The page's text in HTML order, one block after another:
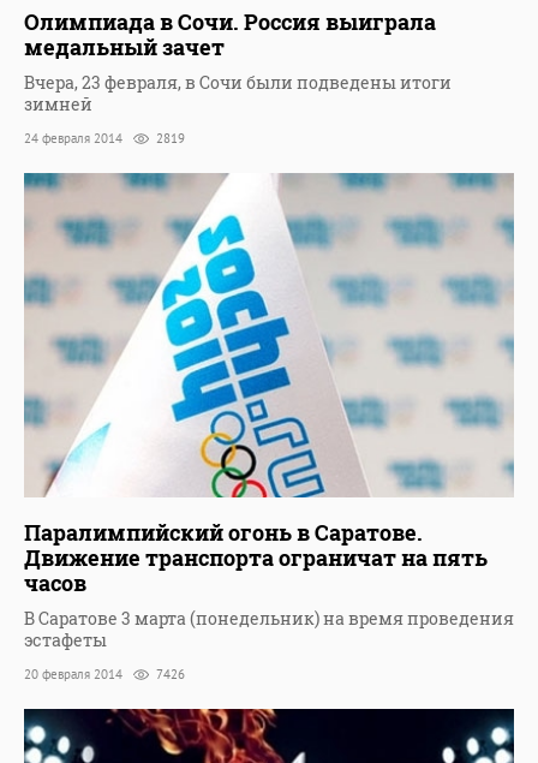
Олимпиада в Сочи. Россия выиграла
медальный зачет
Вчера, 23 февраля, в Сочи были подведены итоги
зимней
24 февраля 2014 2819
Паралимпийский огонь в Саратове.
Движение транспорта ограничат на пять
часов
В Саратове 3 марта (понедельник) на время проведения
эстафеты
20 февраля 2014 7426